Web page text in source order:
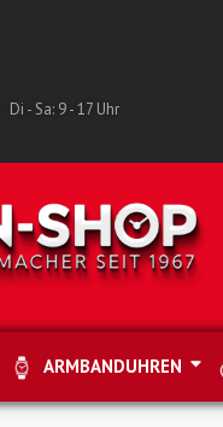
Di - Sa: 9 - 17 Uhr
ARMBANDUHREN